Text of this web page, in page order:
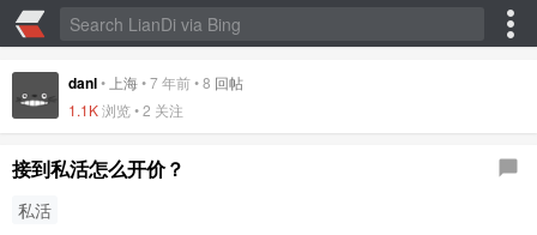
danl• 上海•7 年前•8 回帖
1.1K浏览 • 2 关注
接到私活怎么开价？
私活